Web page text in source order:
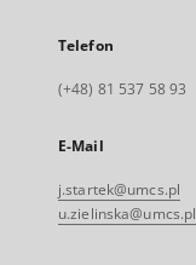
Telefon
(+48) 81 537 58 93
E-Mail
j.startek@umcs.pl
u.zielinska@umcs.pl